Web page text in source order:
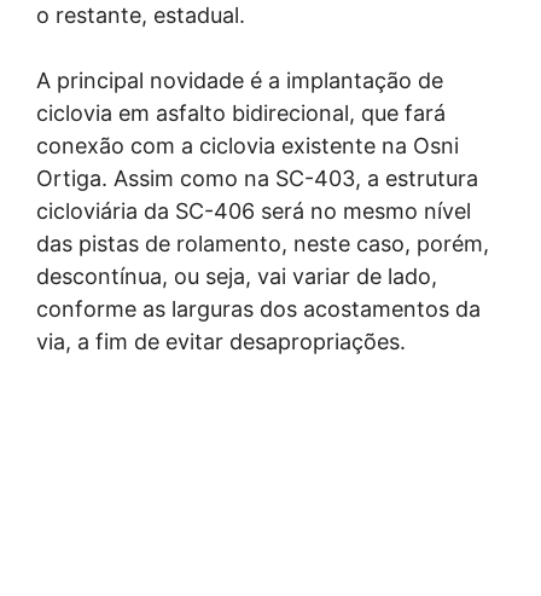
o restante, estadual.
A principal novidade é a implantação de
ciclovia em asfalto bidirecional, que fará
conexão com a ciclovia existente na Osni
Ortiga. Assim como na SC-403, a estrutura
cicloviária da SC-406 será no mesmo nível
das pistas de rolamento, neste caso, porém,
descontínua, ou seja, vai variar de lado,
conforme as larguras dos acostamentos da
via, a fim de evitar desapropriações.